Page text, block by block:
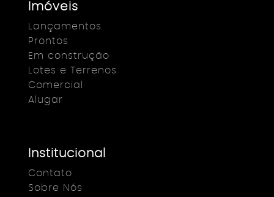
Imóveis
Lançamentos
Prontos
Em construção
Lotes e Terrenos
Comercial
Alugar
Institucional
Contato
Sobre Nós